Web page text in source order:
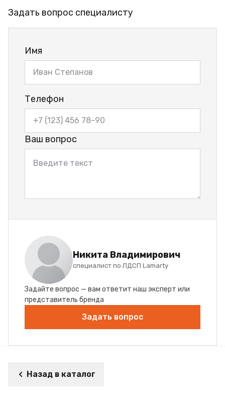
Задать вопрос специалисту
Имя
Телефон
Ваш вопрос
Никита Владимирович
специалист по ЛДСП Lamarty
Задайте вопрос — вам ответит наш эксперт или
представитель бренда
Задать вопрос
Назад в каталог